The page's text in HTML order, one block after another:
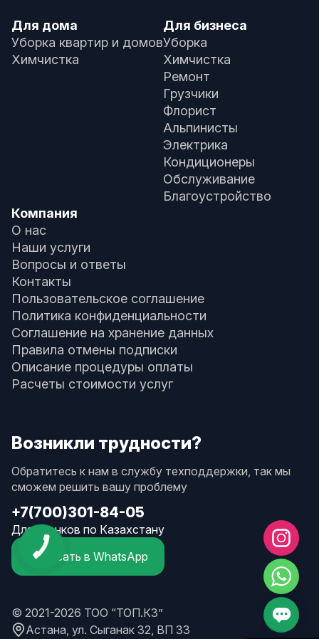
Для дома
Уборка квартир и домов
Химчистка
Для бизнеса
Уборка
Химчистка
Ремонт
Грузчики
Флорист
Альпинисты
Электрика
Кондиционеры
Обслуживание
Благоустройство
Компания
О нас
Наши услуги
Вопросы и ответы
Контакты
Пользовательское соглашение
Политика конфиденциальности
Соглашение на хранение данных
Правила отмены подписки
Описание процедуры оплаты
Расчеты стоимости услуг
Возникли трудности?
Обратитесь к нам в службу техподдержки, так мы
сможем решить вашу проблему
+7(700)301-84-05
Для звонков по Казахстану
Написать в WhatsApp
© 2021-2026 ТОО “ТОП.КЗ”
Астана, ул. Сыганак 32, ВП 33